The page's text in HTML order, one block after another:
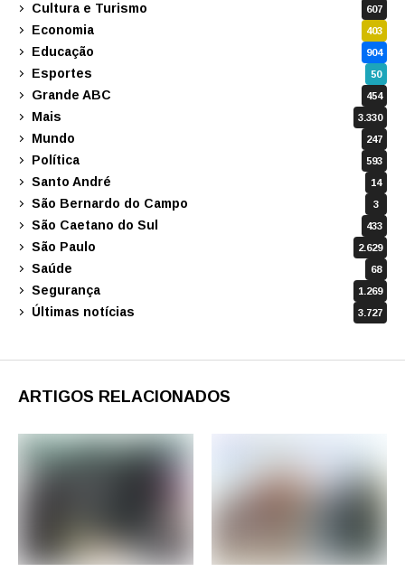
Cultura e Turismo 607
Economia 403
Educação 904
Esportes 50
Grande ABC 454
Mais 3.330
Mundo 247
Política 593
Santo André 14
São Bernardo do Campo 3
São Caetano do Sul 433
São Paulo 2.629
Saúde 68
Segurança 1.269
Últimas notícias 3.727
ARTIGOS RELACIONADOS